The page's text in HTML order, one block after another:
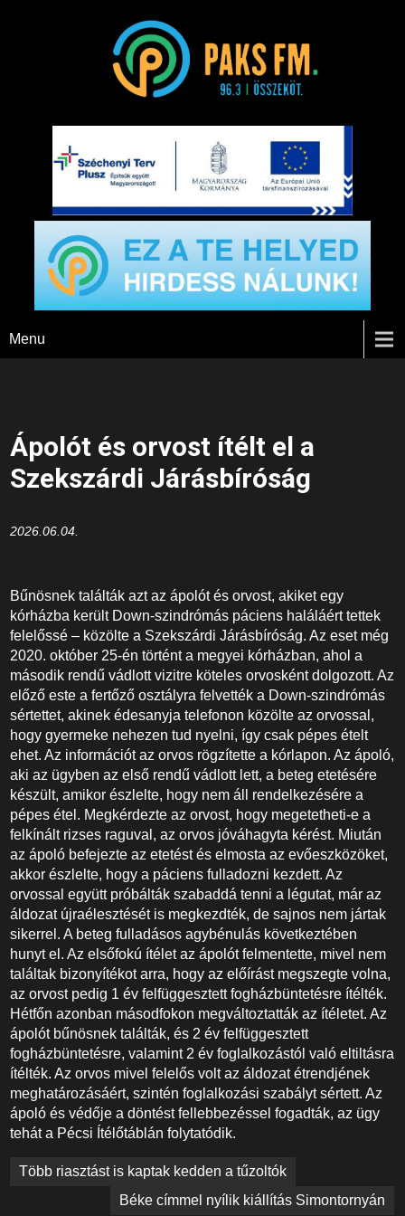
Paks FM
Menu
Ápolót és orvost ítélt el a
Szekszárdi Járásbíróság
2026.06.04.
Bűnösnek találták azt az ápolót és orvost, akiket egy
kórházba került Down-szindrómás páciens haláláért tettek
felelőssé – közölte a Szekszárdi Járásbíróság. Az eset még
2020. október 25-én történt a megyei kórházban, ahol a
második rendű vádlott vizitre köteles orvosként dolgozott. Az
előző este a fertőző osztályra felvették a Down-szindrómás
sértettet, akinek édesanyja telefonon közölte az orvossal,
hogy gyermeke nehezen tud nyelni, így csak pépes ételt
ehet. Az információt az orvos rögzítette a kórlapon. Az ápoló,
aki az ügyben az első rendű vádlott lett, a beteg etetésére
készült, amikor észlelte, hogy nem áll rendelkezésére a
pépes étel. Megkérdezte az orvost, hogy megetetheti-e a
felkínált rizses raguval, az orvos jóváhagyta kérést. Miután
az ápoló befejezte az etetést és elmosta az evőeszközöket,
akkor észlelte, hogy a páciens fulladozni kezdett. Az
orvossal együtt próbálták szabaddá tenni a légutat, már az
áldozat újraélesztését is megkezdték, de sajnos nem jártak
sikerrel. A beteg fulladásos agybénulás következtében
hunyt el. Az elsőfokú ítélet az ápolót felmentette, mivel nem
találtak bizonyítékot arra, hogy az előírást megszegte volna,
az orvost pedig 1 év felfüggesztett fogházbüntetésre ítélték.
Hétfőn azonban másodfokon megváltoztatták az ítéletet. Az
ápolót bűnösnek találták, és 2 év felfüggesztett
fogházbüntetésre, valamint 2 év foglalkozástól való eltiltásra
ítélték. Az orvos mivel felelős volt az áldozat étrendjének
meghatározásáért, szintén foglalkozási szabályt sértett. Az
ápoló és védője a döntést fellebbezéssel fogadták, az ügy
tehát a Pécsi Ítélőtáblán folytatódik.
Bejegyzés
Több riasztást is kaptak kedden a tűzoltók
Béke címmel nyílik kiállítás Simontornyán